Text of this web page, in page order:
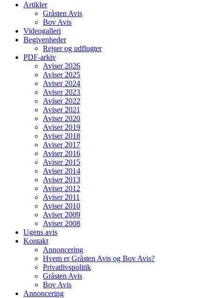
Artikler
Gråsten Avis
Bov Avis
Videogalleri
Begivenheder
Rejser og udflugter
PDF-arkiv
Aviser 2026
Aviser 2025
Aviser 2024
Aviser 2023
Aviser 2022
Aviser 2021
Aviser 2020
Aviser 2019
Aviser 2018
Aviser 2017
Aviser 2016
Aviser 2015
Aviser 2014
Aviser 2013
Aviser 2012
Aviser 2011
Aviser 2010
Aviser 2009
Aviser 2008
Ugens avis
Kontakt
Annoncering
Hvem er Gråsten Avis og Bov Avis?
Privatlivspolitik
Gråsten Avis
Bov Avis
Annoncering